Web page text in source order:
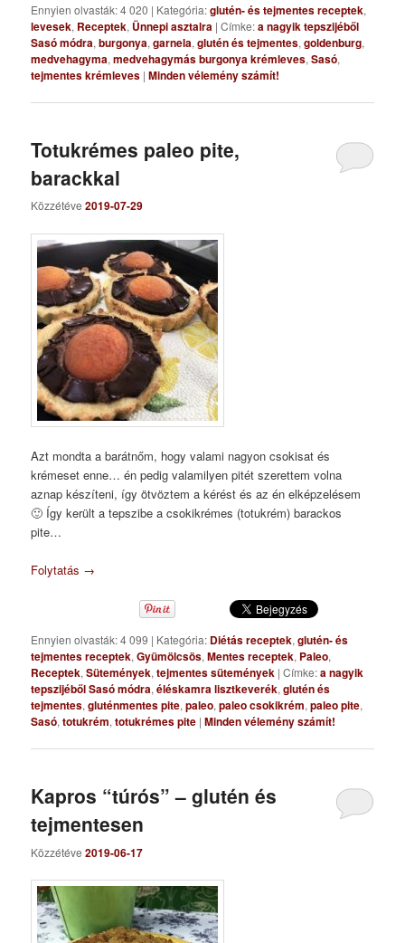
Ennyien olvasták: 4 020 | Kategória:glutén- és tejmentes receptek,
levesek, Receptek, Ünnepi asztalra |Címke:a nagyik tepszijéből
Sasó módra,burgonya,garnela,glutén és tejmentes,goldenburg,
medvehagyma,medvehagymás burgonya krémleves,Sasó,
tejmentes krémleves |Minden vélemény számít!
Totukrémes paleo pite,
barackkal
Közzétéve2019-07-29
Azt mondta a barátnőm, hogy valami nagyon csokisat és
krémeset enne… én pedig valamilyen pitét szerettem volna
aznap készíteni, így ötvöztem a kérést és az én elképzelésem
🙂 Így került a tepszibe a csokikrémes (totukrém) barackos
pite…
Folytatás →
Ennyien olvasták: 4 099 | Kategória: Diétás receptek,glutén- és
tejmentes receptek,Gyümölcsös,Mentes receptek, Paleo,
Receptek,Sütemények,tejmentes sütemények |Címke:a nagyik
tepszijéből Sasó módra,éléskamra lisztkeverék,glutén és
tejmentes,gluténmentes pite,paleo,paleo csokikrém,paleo pite,
Sasó,totukrém,totukrémes pite |Minden vélemény számít!
Kapros “túrós” – glutén és
tejmentesen
Közzétéve2019-06-17